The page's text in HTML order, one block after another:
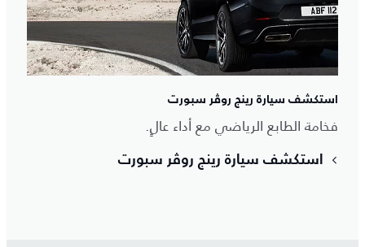
استكشف سيارة رينج روڤر سبورت
فخامة الطابع الرياضي مع أداء عالٍ.
استكشف سيارة رينج روڤر سبورت